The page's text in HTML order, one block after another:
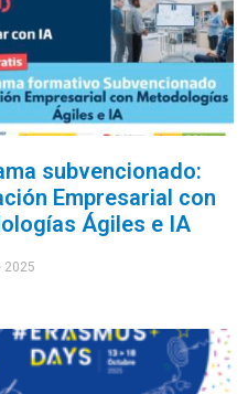
subvencionado:
Empresarial con
Ágiles e IA
2025